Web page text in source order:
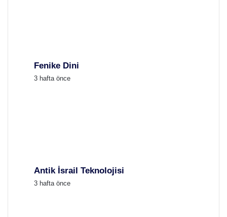
Fenike Dini
3 hafta önce
Antik İsrail Teknolojisi
3 hafta önce